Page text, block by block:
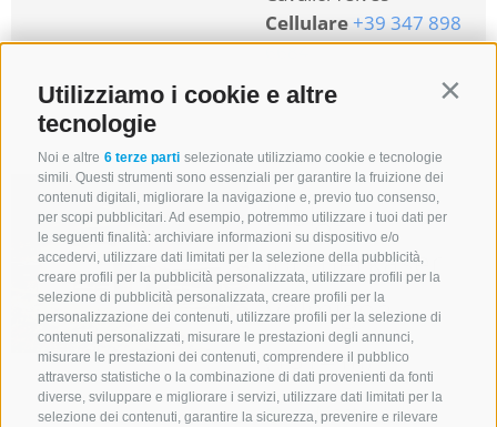
Utilizziamo i cookie e altre
tecnologie
Noi e altre 6 terze parti selezionate utilizziamo cookie e tecnologie
simili. Questi strumenti sono essenziali per garantire la fruizione dei
contenuti digitali, migliorare la navigazione e, previo tuo consenso,
per scopi pubblicitari. Ad esempio, potremmo utilizzare i tuoi dati per
le seguenti finalità: archiviare informazioni su dispositivo e/o
accedervi, utilizzare dati limitati per la selezione della pubblicità,
creare profili per la pubblicità personalizzata, utilizzare profili per la
selezione di pubblicità personalizzata, creare profili per la
personalizzazione dei contenuti, utilizzare profili per la selezione di
contenuti personalizzati, misurare le prestazioni degli annunci,
misurare le prestazioni dei contenuti, comprendere il pubblico
attraverso statistiche o la combinazione di dati provenienti da fonti
diverse, sviluppare e migliorare i servizi, utilizzare dati limitati per la
selezione dei contenuti, garantire la sicurezza, prevenire e rilevare
Cellulare+39 347 898
6684
dettagli
Malga
Jörgnerkaser
Valmigna
(1814 m)
Mostra sulla